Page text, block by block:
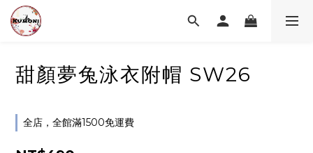
甜顏夢兔泳衣附帽 SW26
全店，全館滿1500免運費